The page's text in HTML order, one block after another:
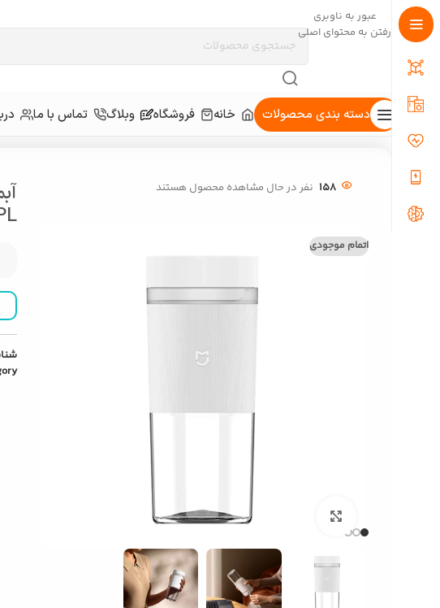
عبور به ناوبری
رفتن به محتوای اصلی
دسته بندی محصولات خانه فروشگاه وبلاگ تماس با ما
خانه/دسته-بندی-نشده/آبمیوه گیری قابل حمل شیائومی مدل MJZZB02PL
158 نفر در حال مشاهده محصول هستند
اتمام موجودی
بزرگنمایی تصویر